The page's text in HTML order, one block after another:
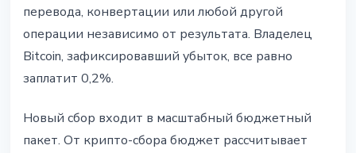
перевода, конвертации или любой другой
операции независимо от результата. Владелец
Bitcoin, зафиксировавший убыток, все равно
заплатит 0,2%.
Новый сбор входит в масштабный бюджетный
пакет. От крипто-сбора бюджет рассчитывает